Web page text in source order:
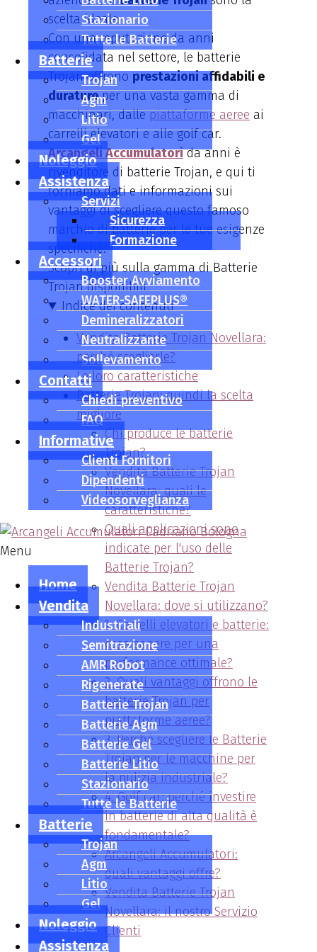
Stazionario
Tutte le Batterie
Batterie
Trojan
Agm
Litio
Gel
Noleggio
Assistenza
Servizi
Sicurezza
Formazione
Accessori
Booster Avviamento
WATER-SAFEPLUS®
Demineralizzatori
Neutralizzante
Sollevamento
Contatti
Chiedi preventivo
FAQ
Informative
Clienti Fornitori
Dipendenti
Videosorveglianza
Menu
Home
Vendita
Industriali
Semitrazione
AMR Robot
Rigenerate
Batterie Trojan
Batterie Agm
Batterie Gel
Batterie Litio
Stazionario
Tutte le Batterie
Batterie
Trojan
Agm
Litio
Gel
Noleggio
Assistenza
scelta ideale.
Con una reputazione da anni
consolidata nel settore, le batterie
Trojan offrono prestazioni affidabili e
duratureper una vasta gamma di
macchinari, dallepiattaforme aeree ai
carrelli elevatori e alle golf car.
Arcangeli Accumulatorida anni è
rivenditore di batterie Trojan, e qui ti
forniamo dati e informazioni sui
vantaggi di scegliere questo famoso
marchio di batterie per le tue esigenze
specifiche.
Scopri di più sulla gamma di Batterie
Trojan disponibili.
Indice dei contenuti
Vendita Batterie Trojan Novellara:
perchè sceglierle?
Le loro caratteristiche
Batterie Trojan: quindi la scelta
migliore
Chi produce le batterie
Trojan?
Vendita Batterie Trojan
Novellara: quali le
caratteristiche?
Quali applicazioni sono
indicate per l'uso delle
Batterie Trojan?
Vendita Batterie Trojan
Novellara: dove si utilizzano?
1. Carrelli elevatori e batterie:
cosa sapere per una
performance ottimale?
2. Quali vantaggi offrono le
batterie Trojan per
piattaforme aeree?
3. Perché scegliere le Batterie
Trojan per le macchine per
la pulizia industriale?
4. Golf car: perché investire
in batterie di alta qualità è
fondamentale?
Arcangeli Accumulatori:
quali vantaggi offre?
Vendita Batterie Trojan
Novellara: il nostro Servizio
Clienti